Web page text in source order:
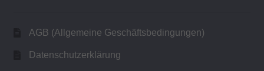
AGB (Allgemeine Geschäftsbedingungen)
Datenschutzerklärung